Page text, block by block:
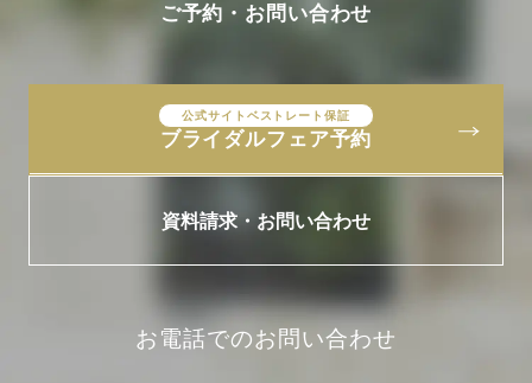
ご予約・お問い合わせ
公式サイトベストレート保証
ブライダルフェア予約
資料請求・お問い合わせ
お電話でのお問い合わせ